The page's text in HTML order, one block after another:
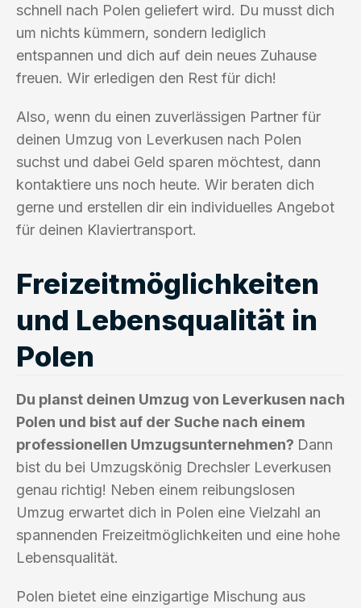
schnell nach Polen geliefert wird. Du musst dich
um nichts kümmern, sondern lediglich
entspannen und dich auf dein neues Zuhause
freuen. Wir erledigen den Rest für dich!
Also, wenn du einen zuverlässigen Partner für
deinen Umzug von Leverkusen nach Polen
suchst und dabei Geld sparen möchtest, dann
kontaktiere uns noch heute. Wir beraten dich
gerne und erstellen dir ein individuelles Angebot
für deinen Klaviertransport.
Freizeitmöglichkeiten
und Lebensqualität in
Polen
Du planst deinen Umzug von Leverkusen nach
Polen und bist auf der Suche nach einem
professionellen Umzugsunternehmen? Dann
bist du bei Umzugskönig Drechsler Leverkusen
genau richtig! Neben einem reibungslosen
Umzug erwartet dich in Polen eine Vielzahl an
spannenden Freizeitmöglichkeiten und eine hohe
Lebensqualität.
Polen bietet eine einzigartige Mischung aus